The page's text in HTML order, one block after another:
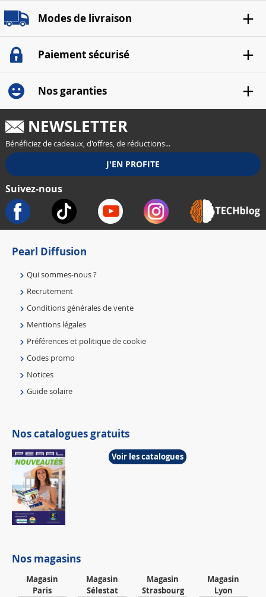
Modes de livraison
Paiement sécurisé
Nos garanties
NEWSLETTER
Bénéficiez de cadeaux, d'offres, de réductions...
Suivez-nous
Pearl Diffusion
Qui sommes-nous ?
Recrutement
Conditions générales de vente
Mentions légales
Préférences et politique de cookie
Codes promo
Notices
Guide solaire
Nos catalogues gratuits
Voir les catalogues
Nos magasins
Magasin
Paris
Magasin
Sélestat
Magasin
Strasbourg
Magasin
Lyon